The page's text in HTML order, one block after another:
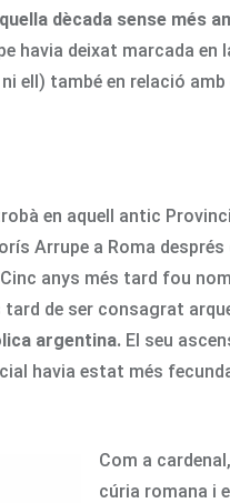
dècada sense més
havia deixat marcada en
ell) també en relació
en aquell antic
Arrupe a Roma després
anys més tard fou
de ser consagrat
argentina. El seu
havia estat més
Com a
cúria romana i